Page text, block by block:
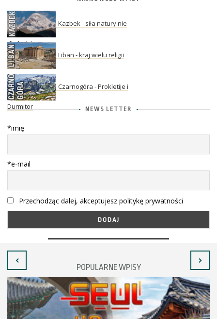
Kazbek - siła natury nie
dla każdego
Liban - kraj wielu religii
Czarnogóra - Prokletije i
Durmitor NEWS LETTER
*imię
*e-mail
Przechodząc dalej, akceptujesz politykę prywatności
POPULARNE WPISY